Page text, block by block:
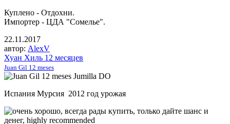
Куплено - Отдохни.
Импортер - ЦДА "Сомелье".
22.11.2017
автор: AlexV
Хуан Хиль 12 месяцев
Juan Gil 12 meses
Испания Мурсия 2012 год урожая